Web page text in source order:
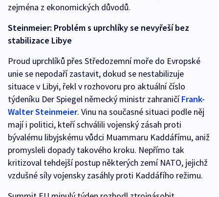
zejména z ekonomických důvodů.
Steinmeier: Problém s uprchlíky se nevyřeší bez
stabilizace Libye
Proud uprchlíků přes Středozemní moře do Evropské
unie se nepodaří zastavit, dokud se nestabilizuje
situace v Libyi, řekl v rozhovoru pro aktuální číslo
týdeníku Der Spiegel německý ministr zahraničíFrank-
Walter Steinmeier. Vinu na současné situaci podle něj
mají i politici, kteří schválili vojenský zásah proti
bývalému libyjskému vůdci Muammaru Kaddáfímu, aniž
promysleli dopady takového kroku. Nepřímo tak
kritizoval tehdejší postup některých zemí NATO, jejichž
vzdušné síly vojensky zasáhly proti Kaddáfího režimu.